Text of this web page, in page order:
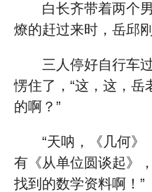
白长齐带着两个
燎的赶过来时，岳邱
三人停好自行车
愣住了，“这，这，
的啊？”
“天呐，《几何》
有《从单位圆谈起》
找到的数学资料啊！”